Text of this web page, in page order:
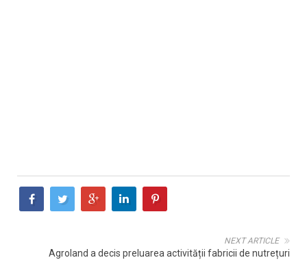
NEXT ARTICLE
Agroland a decis preluarea activității fabricii de nutrețuri